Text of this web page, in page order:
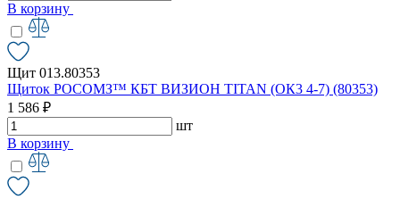
В корзину
Щит 013.80353
Щиток РОСОМЗ™ КБТ ВИЗИОН TITAN (ОК3 4-7) (80353)
1 586 ₽
шт
В корзину